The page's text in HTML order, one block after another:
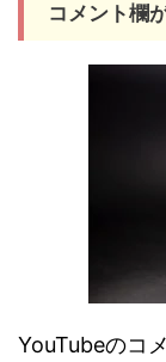
コメント欄
YouTubeのコ